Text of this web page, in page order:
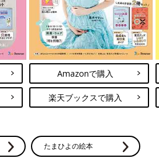
Amazonで購入
楽天ブックスで購入
たまひよの絵本